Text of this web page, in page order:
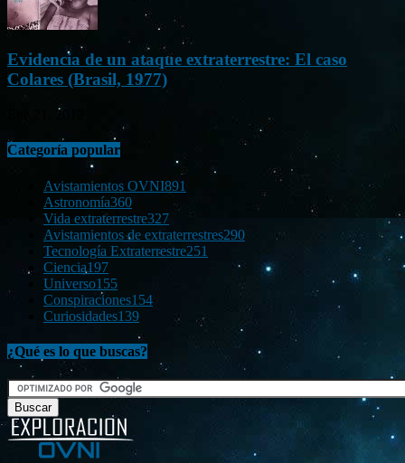
Evidencia de un ataque extraterrestre: El caso
Colares (Brasil, 1977)
Ene 21, 2012
Categoría popular
Avistamientos OVNI891
Astronomía360
Vida extraterrestre327
Avistamientos de extraterrestres290
Tecnología Extraterrestre251
Ciencia197
Universo155
Conspiraciones154
Curiosidades139
¿Qué es lo que buscas?